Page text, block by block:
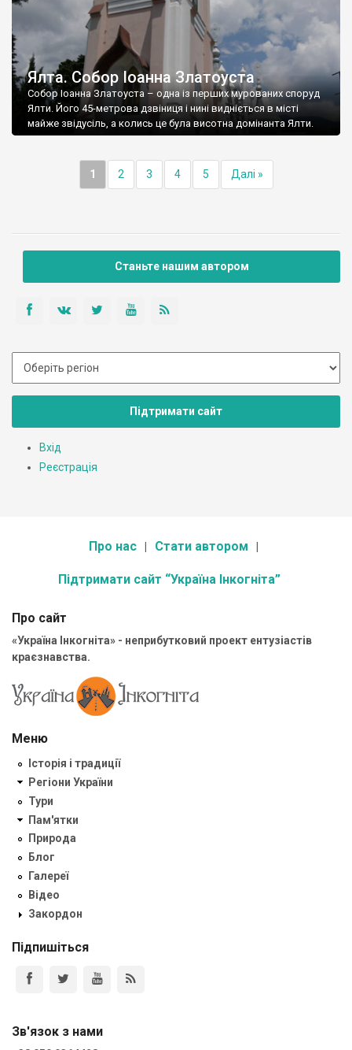
Ялта. Собор Іоанна Златоуста
Собор Іоанна Златоуста – одна із перших мурованих споруд
Ялти. Його 45-метрова дзвіниця і нині видніється в місті
майже звідусіль, а колись це була висотна домінанта Ялти.
1 2 3 4 5 Далі »
Станьте нашим автором
Підтримати сайт
Вхід
Реєстрація
Про нас Стати автором
Підтримати сайт “Україна Інкогніта”
Про сайт
«Україна Інкогніта» - неприбутковий проект ентузіастів
краєзнавства.
Меню
Історія і традиції
Регіони України
Тури
Пам'ятки
Природа
Блог
Галереї
Відео
Закордон
Підпишіться
Зв'язок з нами